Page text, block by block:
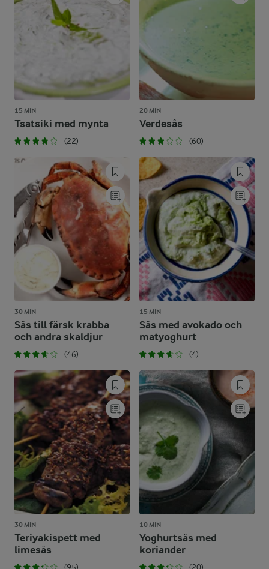
15 MIN
Tsatsiki med mynta
(22)
20 MIN
Verdesås
(60)
30 MIN
Sås till färsk krabba
och andra skaldjur
(46)
15 MIN
Sås med avokado och
matyoghurt
(4)
30 MIN
Teriyakispett med
limesås
10 MIN
Yoghurtsås med
koriander